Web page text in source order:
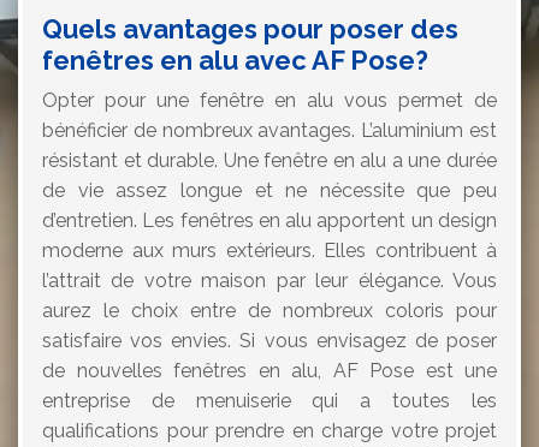
Quels avantages pour poser des
fenêtres en alu avec AF Pose?
Opter pour une fenêtre en alu vous permet de
bénéficier de nombreux avantages. L’aluminium est
résistant et durable. Une fenêtre en alu a une durée
de vie assez longue et ne nécessite que peu
d’entretien. Les fenêtres en alu apportent un design
moderne aux murs extérieurs. Elles contribuent à
l’attrait de votre maison par leur élégance. Vous
aurez le choix entre de nombreux coloris pour
satisfaire vos envies. Si vous envisagez de poser
de nouvelles fenêtres en alu, AF Pose est une
entreprise de menuiserie qui a toutes les
qualifications pour prendre en charge votre projet